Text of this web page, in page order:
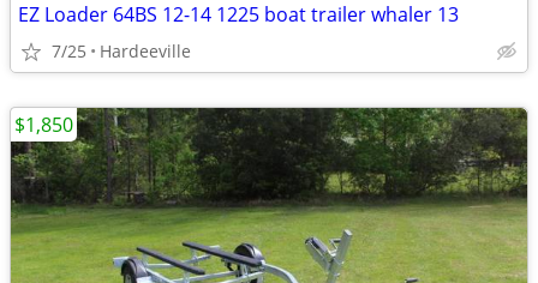
EZ Loader 64BS 12-14 1225 boat trailer whaler 13
7/25 Hardeeville
$1,850